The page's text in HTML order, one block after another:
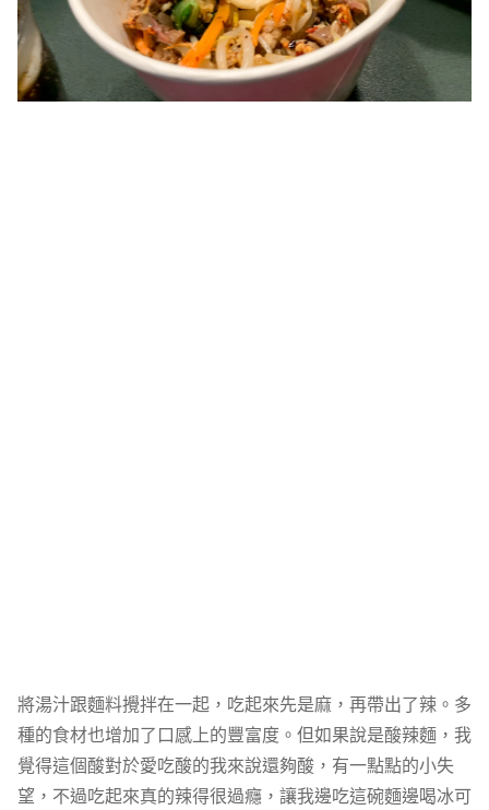
將湯汁跟麵料攪拌在一起，吃起來先是麻，再帶出了辣。多
種的食材也增加了口感上的豐富度。但如果說是酸辣麵，我
覺得這個酸對於愛吃酸的我來說還夠酸，有一點點的小失
望，不過吃起來真的辣得很過癮，讓我邊吃這碗麵邊喝冰可